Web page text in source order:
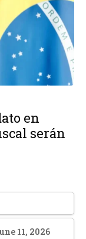
en
serán
11, 2026